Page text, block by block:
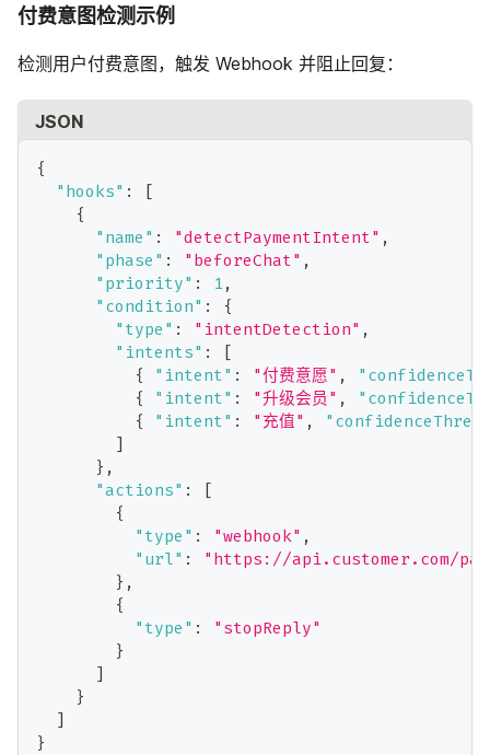
付费意图检测示例
检测用户付费意图，触发 Webhook 并阻止回复：
JSON
{
"hooks" :
[
{
"name" : "detectPaymentIntent" ,
"phase" : "beforeChat" ,
"priority" : 1,
"condition" :
{
"type" : "intentDetection" ,
"intents" :
[
{
"intent" : "付费意愿" ,
{
"intent" : "升级会员" ,
{
"intent" : "充值" ,
]
} ,
"actions" :
[
{
"type" : "webhook" ,
"url" :
"https://api.customer.com/
} ,
{
"type" :
"stopReply"
}
]
}
]
}